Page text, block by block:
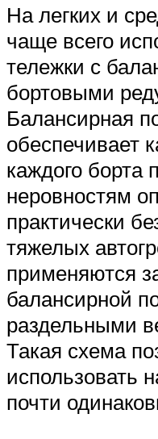
На легких и
чаще всего
тележки с
бортовыми
Балансирная
обеспечивает
каждого борта
неровностям
практически
тяжелых
применяются
балансирной
раздельными
Такая схема
использовать
почти